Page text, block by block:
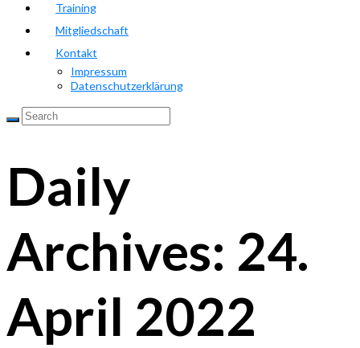
Training
Mitgliedschaft
Kontakt
Impressum
Datenschutzerklärung
Daily
Archives: 24.
April 2022